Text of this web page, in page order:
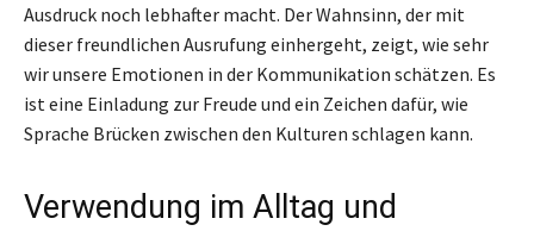
Ausdruck noch lebhafter macht. Der Wahnsinn, der mit
dieser freundlichen Ausrufung einhergeht, zeigt, wie sehr
wir unsere Emotionen in der Kommunikation schätzen. Es
ist eine Einladung zur Freude und ein Zeichen dafür, wie
Sprache Brücken zwischen den Kulturen schlagen kann.
Verwendung im Alltag und